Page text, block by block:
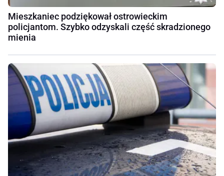
Mieszkaniec podziękował ostrowieckim
policjantom. Szybko odzyskali część skradzionego
mienia